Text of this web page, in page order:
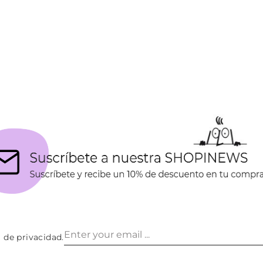
de privacidad.